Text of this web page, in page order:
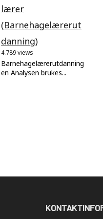
lærer
(Barnehagelærerut
danning)
4.789 views
Barnehagelærerutdanning
en Analysen brukes...